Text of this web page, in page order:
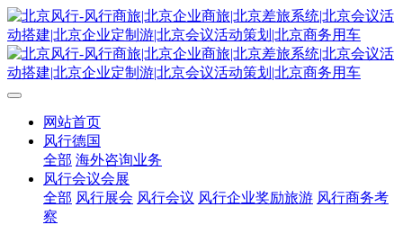
网站首页
风行德国
全部 海外咨询业务
风行会议会展
全部 风行展会 风行会议 风行企业奖励旅游 风行商务考
察